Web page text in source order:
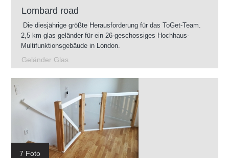
Lombard road
Die diesjährige größte Herausforderung für das ToGet-Team.
2,5 km glas geländer für ein 26-geschossiges Hochhaus-
Multifunktionsgebäude in London.
Geländer Glas
7 Foto